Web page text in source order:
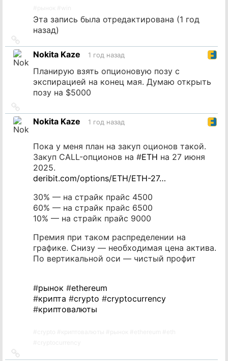
Эта запись была отредактирована (1 год
назад)
на
источник
Nokita Kaze 1 год назад
Планирую взять опционовую позу с
экспирацией на конец мая. Думаю открыть
позу на $5000
на
источник
Nokita Kaze 1 год назад
Пока у меня план на закуп оционов такой.
Закуп CALL-опционов на #ETH на 27 июня
2025.
deribit.com/options/ETH/ETH-27…
30% — на страйк прайс 4500
60% — на страйк прайс 6500
10% — на страйк прайс 9000
Премия при таком распределении на
графике. Снизу — необходимая цена актива.
По вертикальной оси — чистый профит
#рынок #ethereum
#крипта #crypto #cryptocurrency
#криптовалюты